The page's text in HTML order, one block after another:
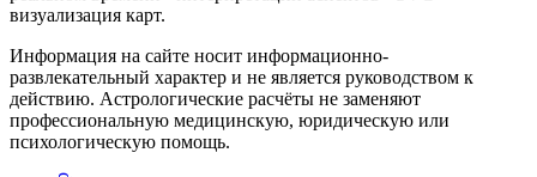
визуализация карт.
Информация на сайте носит информационно-
развлекательный характер и не является руководством к
действию. Астрологические расчёты не заменяют
профессиональную медицинскую, юридическую или
психологическую помощь.